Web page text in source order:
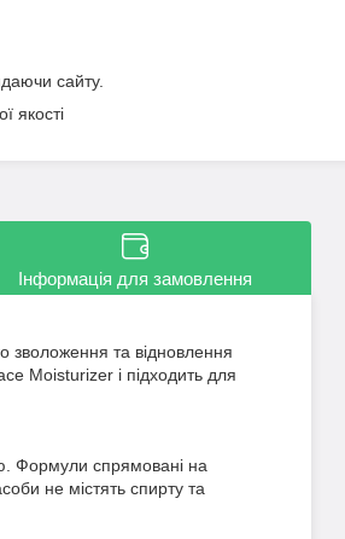
сайту.
якості
Інформація для замовлення
зволоження та відновлення
Moisturizer і підходить для
Формули спрямовані на
не містять спирту та